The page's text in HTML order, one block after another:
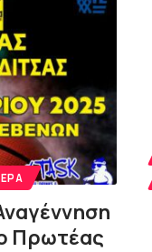
Πρωτέας